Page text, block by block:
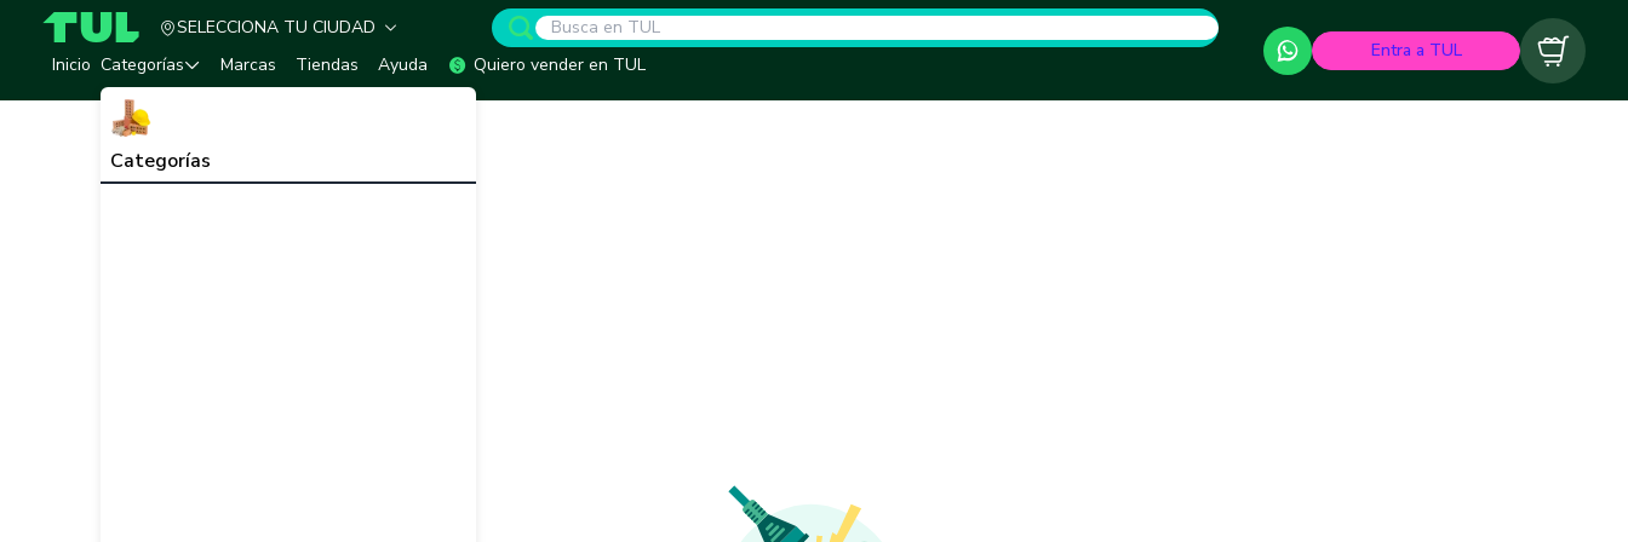
TUL - Tu Marketplace de Construcción
SELECCIONA TU CIUDAD
Inicio Categorías
Categorías
Marcas Tiendas Ayuda Quiero vender en TUL
Entra a TUL Carrito